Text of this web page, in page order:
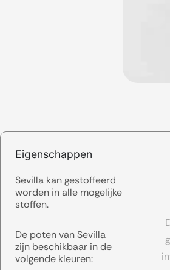
Eigenschappen
Sevilla kan gestoffeerd
worden in alle mogelijke
stoffen.
De poten van Sevilla
zijn beschikbaar in de
volgende kleuren: